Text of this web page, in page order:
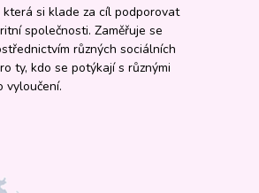
která si klade za cíl podporovat
společnosti. Zaměřuje se
různých sociálních
ty, kdo se potýkají s různými
vyloučení.